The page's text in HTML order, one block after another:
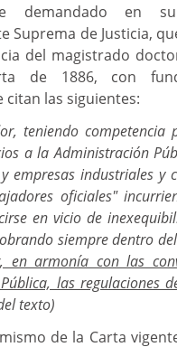
demandado en
Suprema de Justicia,
del magistrado
de 1886, con
citan las siguientes:
teniendo
a la Administración
empresas industriales y
oficiales"
en vicio de
siempre dentro
en armonía con las
las regulaciones
texto)
de la Carta